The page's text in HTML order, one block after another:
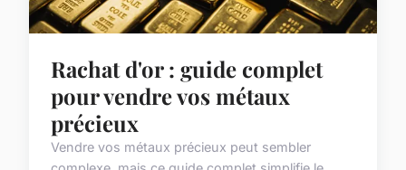
Rachat d'or : guide complet
pour vendre vos métaux
précieux
Vendre vos métaux précieux peut sembler